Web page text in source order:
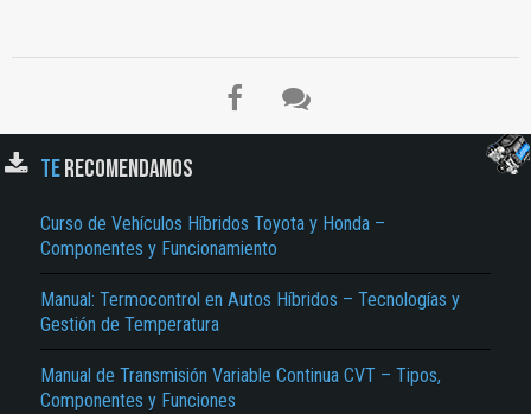
TERECOMENDAMOS
Curso de Vehículos Híbridos Toyota y Honda –
Componentes y Funcionamiento
Manual: Termocontrol en Autos Híbridos – Tecnologías y
Gestión de Temperatura
Manual de Transmisión Variable Continua CVT – Tipos,
Componentes y Funciones